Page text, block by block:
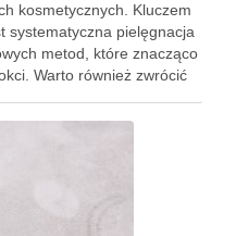
kosmetycznych. Kluczem
systematyczna pielęgnacja
metod, które znacząco
Warto również zwrócić